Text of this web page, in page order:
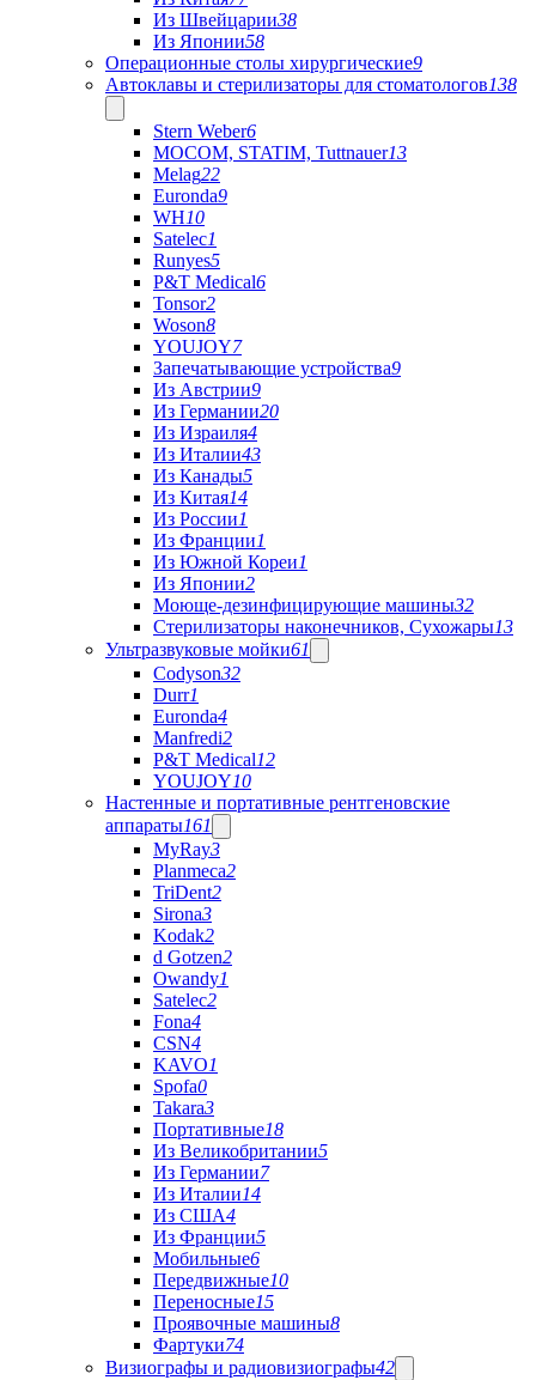
Из Швейцарии38
Из Японии58
Операционные столы хирургические9
Автоклавы и стерилизаторы для стоматологов138
Stern Weber6
MOCOM, STATIM, Tuttnauer13
Melag22
Euronda9
WH10
Satelec1
Runyes5
P&T Medical6
Tonsor2
Woson8
YOUJOY7
Запечатывающие устройства9
Из Австрии9
Из Германии20
Из Израиля4
Из Италии43
Из Канады5
Из Китая14
Из России1
Из Франции1
Из Южной Кореи1
Из Японии2
Моюще-дезинфицирующие машины32
Стерилизаторы наконечников, Сухожары13
Ультразвуковые мойки61
Codyson32
Durr1
Euronda4
Manfredi2
P&T Medical12
YOUJOY10
Настенные и портативные рентгеновские
аппараты161
MyRay3
Planmeca2
TriDent2
Sirona3
Kodak2
d Gotzen2
Owandy1
Satelec2
Fona4
CSN4
KAVO1
Spofa0
Takara3
Портативные18
Из Великобритании5
Из Германии7
Из Италии14
Из США4
Из Франции5
Мобильные6
Передвижные10
Переносные15
Проявочные машины8
Фартуки74
Визиографы и радиовизиографы42